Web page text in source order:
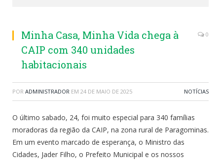
Minha Casa, Minha Vida chega à
CAIP com 340 unidades
habitacionais
0
POR ADMINISTRADOR EM 24 DE MAIO DE 2025 NOTÍCIAS
O último sabado, 24, foi muito especial para 340 famílias
moradoras da região da CAIP, na zona rural de Paragominas.
Em um evento marcado de esperança, o Ministro das
Cidades, Jader Filho, o Prefeito Municipal e os nossos